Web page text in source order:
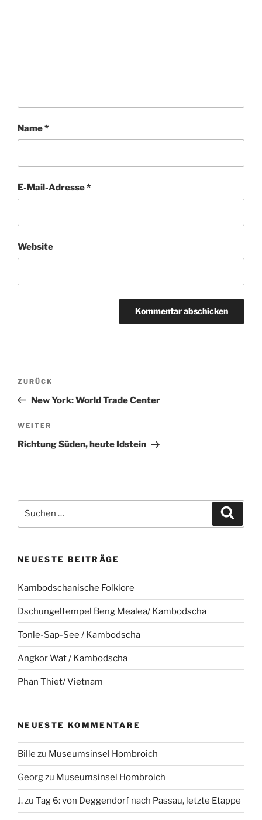
Name*
E-Mail-Adresse*
Website
Beitragsnavigation
Vorheriger
Beitrag
ZURÜCK
New York: World Trade Center
Nächster
Beitrag
WEITER
Richtung Süden, heute Idstein
nach:
NEUESTE BEITRÄGE
Kambodschanische Folklore
Dschungeltempel Beng Mealea/ Kambodscha
Tonle-Sap-See / Kambodscha
Angkor Wat / Kambodscha
Phan Thiet/ Vietnam
NEUESTE KOMMENTARE
Bille zu Museumsinsel Hombroich
Georgzu Museumsinsel Hombroich
J.zu Tag 6: von Deggendorf nach Passau, letzte Etappe